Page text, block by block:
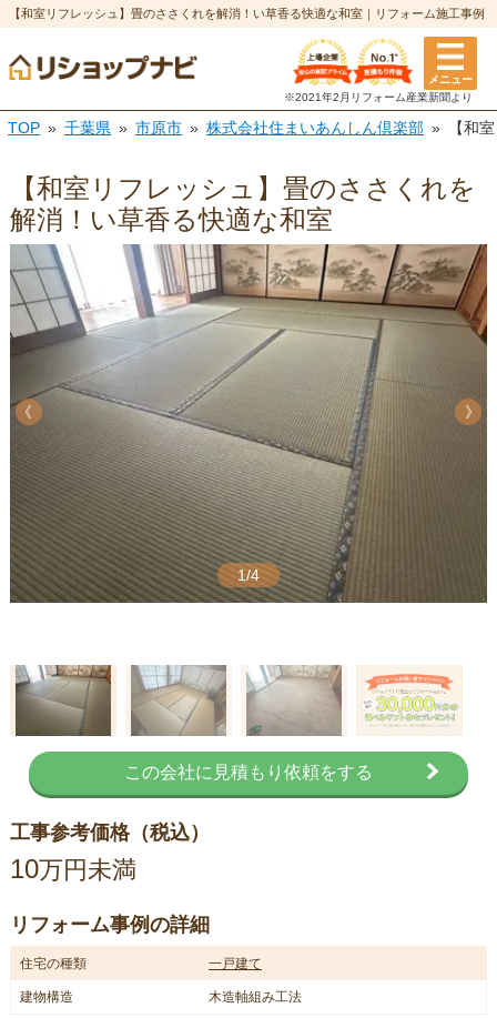
【和室リフレッシュ】畳のささくれを解消！い草香る快適な和室｜リフォーム施工事例
メニュー
※2021年2月リフォーム産業新聞より
TOP 千葉県 市原市 株式会社住まいあんしん倶楽部 【和
【和室リフレッシュ】畳のささくれを
解消！い草香る快適な和室
1/4
《
《
この会社に見積もり依頼をする
工事参考価格（税込）
10万円未満
リフォーム事例の詳細
住宅の種類 一戸建て
建物構造 木造軸組み工法